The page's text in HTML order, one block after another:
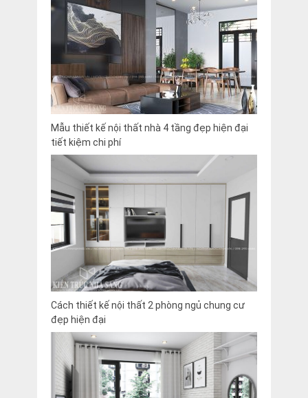
Mẫu thiết kế nội thất nhà 4 tầng đẹp hiện đại
tiết kiệm chi phí
Cách thiết kế nội thất 2 phòng ngủ chung cư
đẹp hiện đại